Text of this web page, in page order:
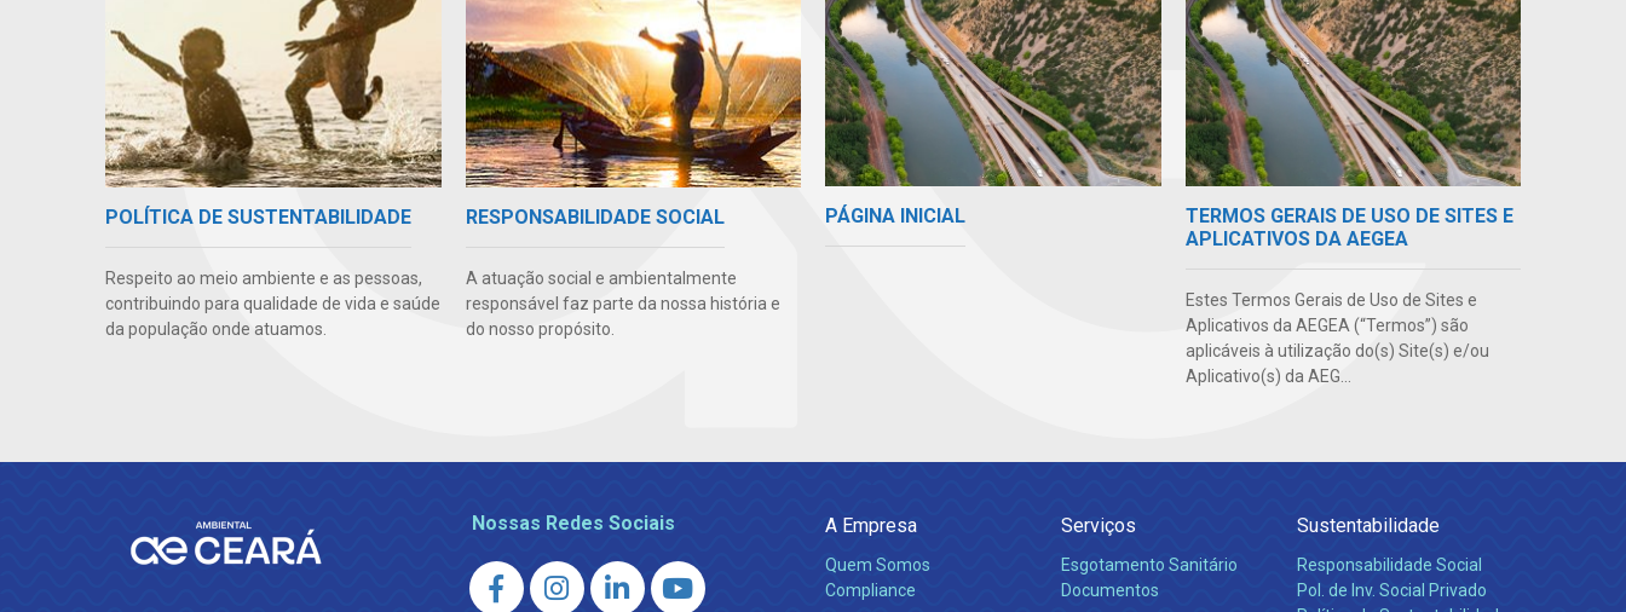
POLÍTICA DE SUSTENTABILIDADE
Respeito ao meio ambiente e as pessoas,
contribuindo para qualidade de vida e saúde
da população onde atuamos.
RESPONSABILIDADE SOCIAL
A atuação social e ambientalmente
responsável faz parte da nossa história e
do nosso propósito.
PÁGINA INICIAL
TERMOS GERAIS DE USO DE SITES E
APLICATIVOS DA AEGEA
Estes Termos Gerais de Uso de Sites e
Aplicativos da AEGEA (“Termos”) são
aplicáveis à utilização do(s) Site(s) e/ou
Aplicativo(s) da AEG...
Nossas Redes Sociais A Empresa
Quem Somos
Compliance
Serviços
Esgotamento Sanitário
Documentos
Sustentabilidade
Responsabilidade Social
Pol. de Inv. Social Privado